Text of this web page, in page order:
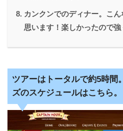
カンクンでのディナー。こ
思います！楽しかったので強
ツアーはトータルで約5時間
ズのスケジュールはこちら。